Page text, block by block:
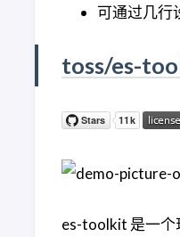
可通过几行
toss/es-
es-toolkit 是一个